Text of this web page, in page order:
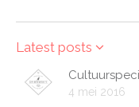
Latest posts
4 mei 2016